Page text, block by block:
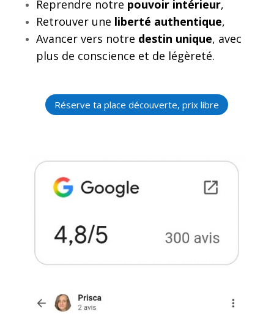
Reprendre notre pouvoir intérieur,
Retrouver une liberté authentique,
Avancer vers notre destin unique, avec
plus de conscience et de légèreté.
Réserve ta place découverte, prix libre